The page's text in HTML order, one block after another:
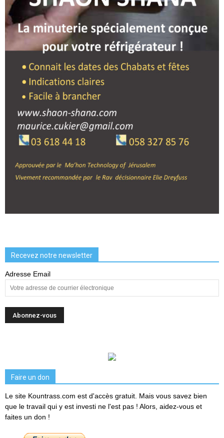
Recevez notre newsletter
Adresse Email
Faire un don
Le site Kountrass.com est d'accès gratuit. Mais vous savez bien
que le travail qui y est investi ne l'est pas ! Alors, aidez-vous et
faites un don !